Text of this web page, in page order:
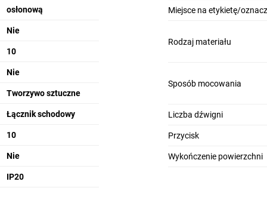
osłonową
Nie
10
Nie
Tworzywo sztuczne
Łącznik schodowy
10
Nie
IP20
Miejsce na etykietę/
Rodzaj materiału
Sposób mocowania
Liczba dźwigni
Przycisk
Wykończenie powierzchni